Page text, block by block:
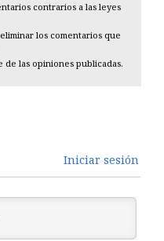
contrarios a las leyes
los comentarios que
de las opiniones publicadas.
Iniciar sesión